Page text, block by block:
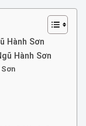
Hành Sơn
Hành Sơn
Sơn